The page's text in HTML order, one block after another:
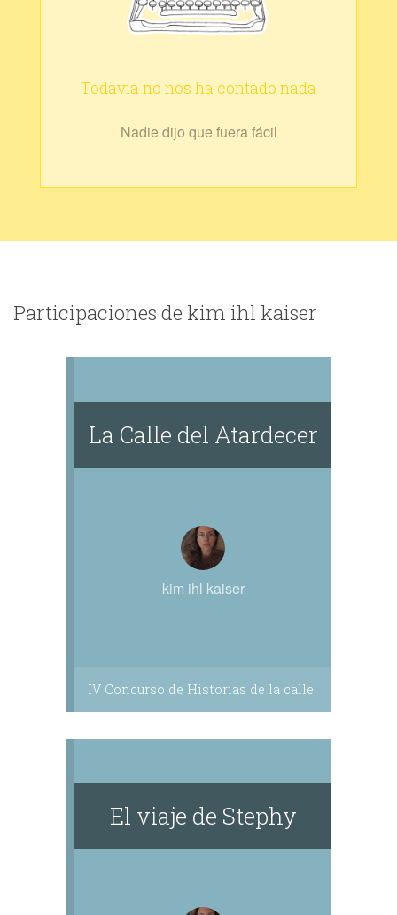
Todavía no nos ha contado nada
Nadie dijo que fuera fácil
Participaciones de kim ihl kaiser
La Calle del Atardecer
kim ihl kaiser
IV Concurso de Historias de la calle
El viaje de Stephy